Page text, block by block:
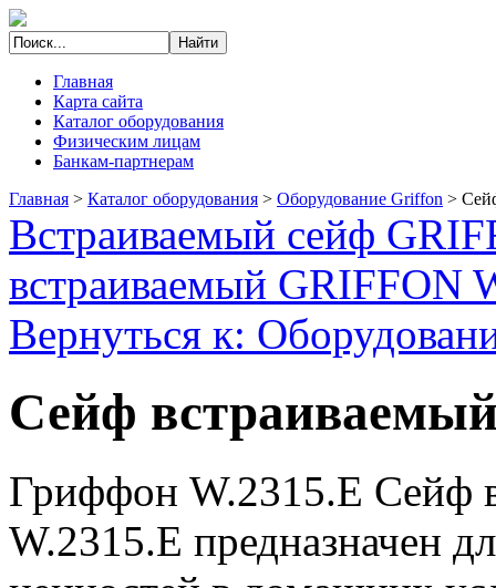
Главная
Карта сайта
Каталог оборудования
Физическим лицам
Банкам-партнерам
Главная > Каталог оборудования > Оборудование Griffon >
Встраиваемый сейф
встраиваемый GRIFFON
Вернуться к:
Сейф
Гриффон W.2315.E Сейф
W.2315.E предназначен